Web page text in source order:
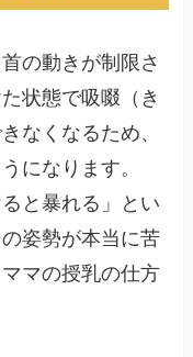
の動きが制限さ
状態で吸啜（き
なくなるため、
になります。
と暴れる」とい
姿勢が本当に苦
マの授乳の仕方